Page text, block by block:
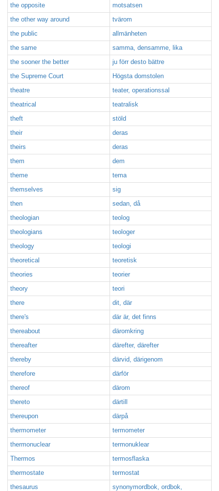
the opposite
motsatsen
the other way around
tvärom
the public
allmänheten
the same
samma, densamme, lika
the sooner the better
ju förr desto bättre
the Supreme Court
Högsta domstolen
theatre
teater, operationssal
theatrical
teatralisk
theft
stöld
their
deras
theirs
deras
them
dem
theme
tema
themselves
sig
then
sedan, då
theologian
teolog
theologians
teologer
theology
teologi
theoretical
teoretisk
theories
teorier
theory
teori
there
dit, där
there's
där är, det finns
thereabout
däromkring
thereafter
därefter, därefter
thereby
därvid, därigenom
therefore
därför
thereof
därom
thereto
därtill
thereupon
därpå
thermometer
termometer
thermonuclear
termonuklear
Thermos
termosflaska
thermostate
termostat
thesaurus
synonymordbok, ordbok,